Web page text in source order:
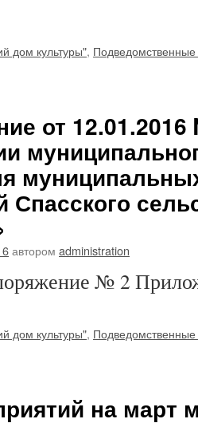
дом культуры",
от
Спасского
автором administration
№ 2
дом культуры",
на март